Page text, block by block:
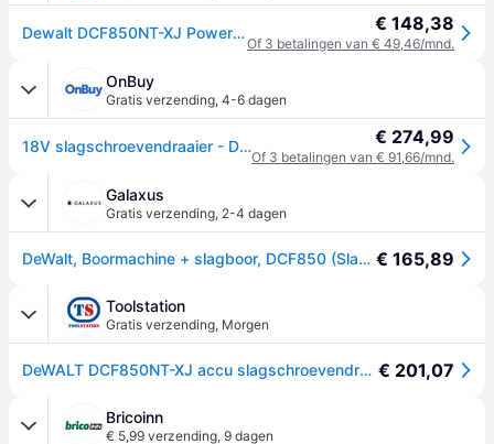
Dewalt DCF850NT-XJ Power Screwdriver / Impact Driver € 148,38
Of 3 betalingen van € 49,46/mnd.
OnBuy
Gratis verzending, 4-6 dagen
18V slagschroevendraaier - DEWALT - DCF850NT - Borstelloze motor - 205 Nm - Ultracompact € 274,99
Of 3 betalingen van € 91,66/mnd.
Galaxus
Gratis verzending, 2-4 dagen
DeWalt, Boormachine + slagboor, DCF850 (Slagschroevendraaier) € 165,89
Toolstation
Gratis verzending, Morgen
DeWALT DCF850NT-XJ accu slagschroevendraaier (body) 18V Li-ion € 201,07
Bricoinn
€ 5,99 verzending, 9 dagen